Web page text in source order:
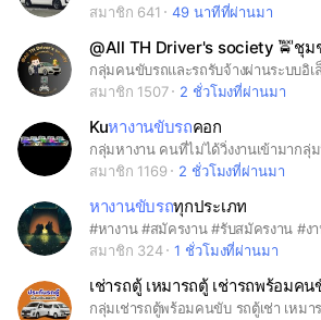
สมาชิก 641
49 นาทีที่ผ่านมา
@All TH Driver's society 🚖ชุ
สมาชิก 1507
2 ชั่วโมงที่ผ่านมา
Kuหางานขับรถคอก
กลุ่มหางาน คนที่ไม่ได้วิ่งงานเข้ามากลุ่
สมาชิก 1169
2 ชั่วโมงที่ผ่านมา
หางานขับรถทุกประเภท
#หางาน #สมัครงาน #รับสมัครงาน #ง
สมาชิก 324
1 ชั่วโมงที่ผ่านมา
เช่ารถตู้ เหมารถตู้ เช่ารถพร้อมคน